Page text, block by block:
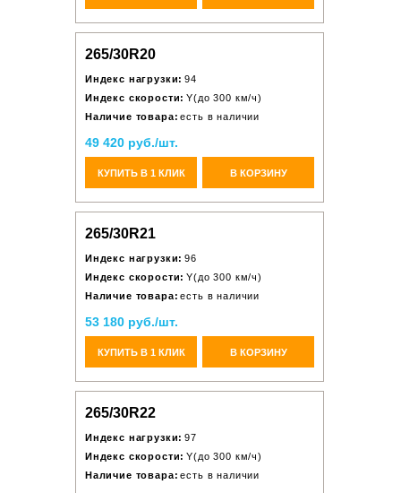
265/30R20
Индекс нагрузки: 94
Индекс скорости: Y(до 300 км/ч)
Наличие товара: есть в наличии
49 420 руб./шт.
КУПИТЬ В 1 КЛИК В КОРЗИНУ
265/30R21
Индекс нагрузки: 96
Индекс скорости: Y(до 300 км/ч)
Наличие товара: есть в наличии
53 180 руб./шт.
КУПИТЬ В 1 КЛИК В КОРЗИНУ
265/30R22
Индекс нагрузки: 97
Индекс скорости: Y(до 300 км/ч)
Наличие товара: есть в наличии